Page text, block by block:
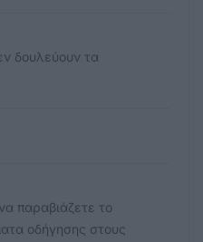
δουλεύουν τα
παραβιάζετε το
οδήγησης στους